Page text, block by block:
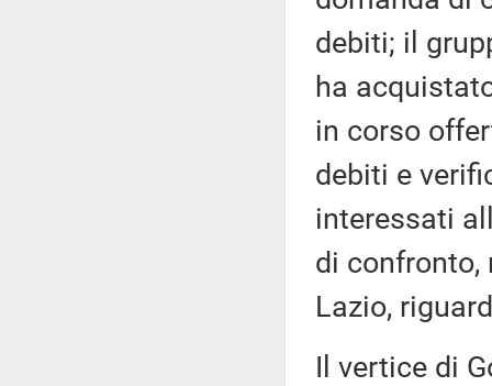
debiti; il
ha
in corso
debiti e
interessati
di confronto,
Lazio,
Il vertice di